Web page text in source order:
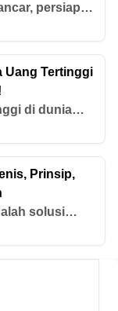
persiapan
dengan
Yuk baca 10
Uang Tertinggi
di dunia
atau nilai
tahu daftar
di sini!
Prinsip,
solusi
adil, serta